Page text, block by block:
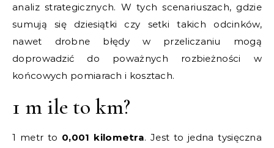
analiz strategicznych. W tych scenariuszach, gdzie
sumują się dziesiątki czy setki takich odcinków,
nawet drobne błędy w przeliczaniu mogą
doprowadzić do poważnych rozbieżności w
końcowych pomiarach i kosztach.
1 m ile to km?
1 metr to 0,001 kilometra. Jest to jedna tysięczna